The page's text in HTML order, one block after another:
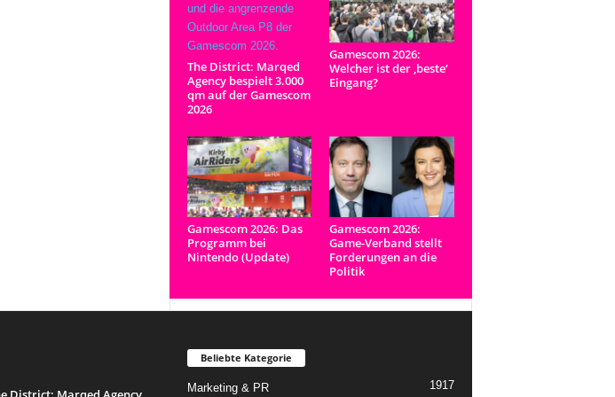
The District: Marqed
Agency bespielt 3.000
qm auf der Gamescom
2026
Gamescom 2026:
Welcher ist der ‚beste‘
Eingang?
Gamescom 2026: Das
Programm bei
Nintendo (Update)
Gamescom 2026:
Game-Verband stellt
Forderungen an die
Politik
Beliebte Kategorie
Marketing & PR 1917